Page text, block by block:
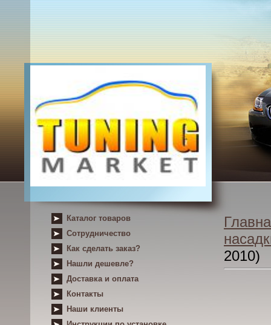
Каталог товаров
Сотрудничество
Как сделать заказ?
Нашли дешевле?
Доставка и оплата
Контакты
Наши клиенты
2010)